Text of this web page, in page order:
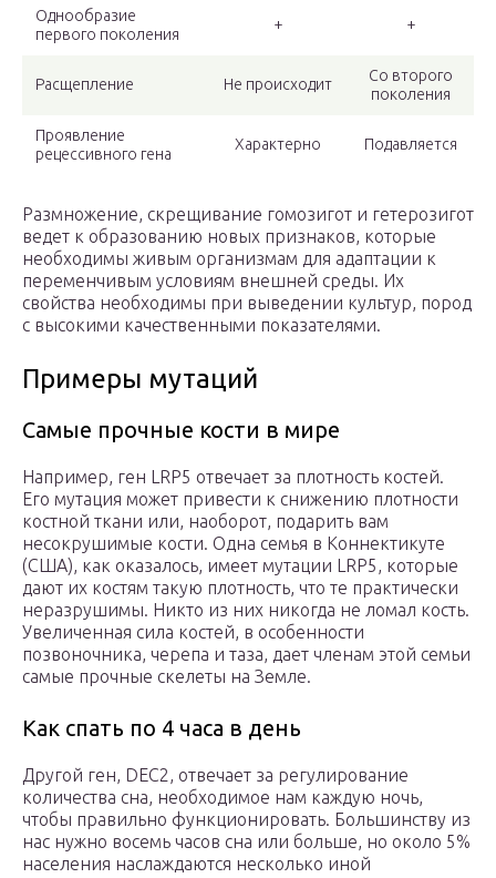
Однообразие
первого поколения
+ +
Расщепление Не происходит
Со второго
поколения
Проявление
рецессивного гена
Характерно Подавляется
Размножение, скрещивание гомозигот и гетерозигот
ведет к образованию новых признаков, которые
необходимы живым организмам для адаптации к
переменчивым условиям внешней среды. Их
свойства необходимы при выведении культур, пород
с высокими качественными показателями.
Примеры мутаций
Самые прочные кости в мире
Например, ген LRP5 отвечает за плотность костей.
Его мутация может привести к снижению плотности
костной ткани или, наоборот, подарить вам
несокрушимые кости. Одна семья в Коннектикуте
(США), как оказалось, имеет мутации LRP5, которые
дают их костям такую плотность, что те практически
неразрушимы. Никто из них никогда не ломал кость.
Увеличенная сила костей, в особенности
позвоночника, черепа и таза, дает членам этой семьи
самые прочные скелеты на Земле.
Как спать по 4 часа в день
Другой ген, DEC2, отвечает за регулирование
количества сна, необходимое нам каждую ночь,
чтобы правильно функционировать. Большинству из
нас нужно восемь часов сна или больше, но около 5%
населения наслаждаются несколько иной